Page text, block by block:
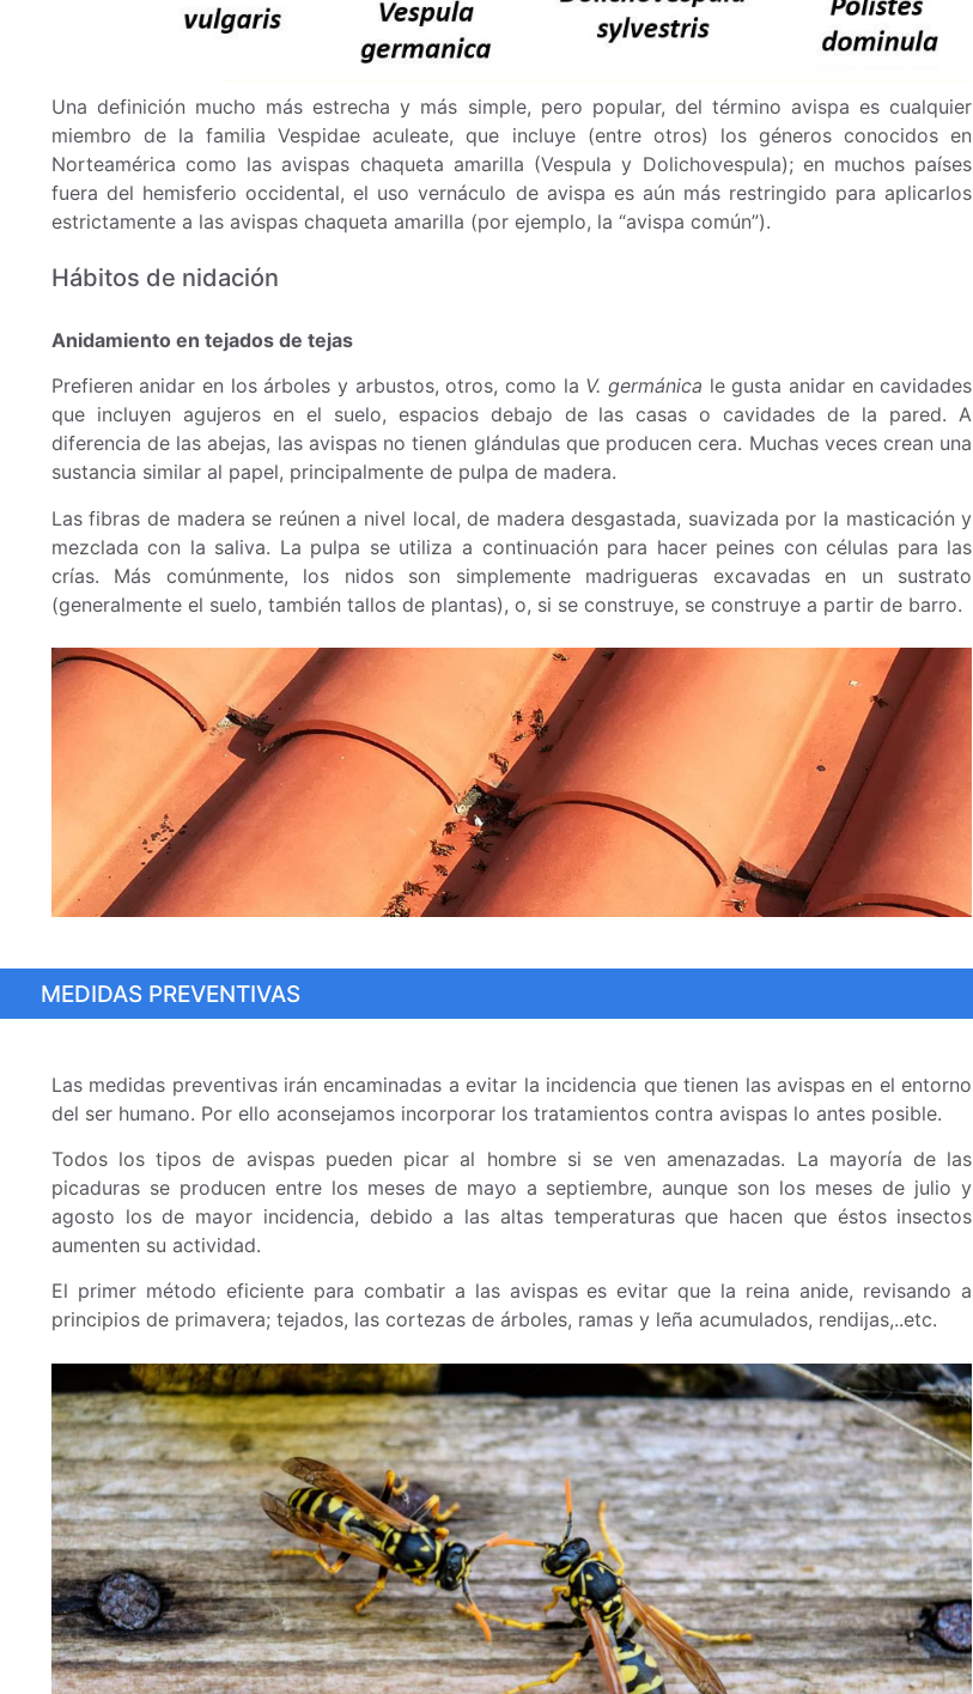
Una definición mucho más estrecha y más simple, pero popular, del término avispa es cualquier
miembro de la familia Vespidae aculeate, que incluye (entre otros) los géneros conocidos en
Norteamérica como las avispas chaqueta amarilla (Vespula y Dolichovespula); en muchos países
fuera del hemisferio occidental, el uso vernáculo de avispa es aún más restringido para aplicarlos
estrictamente a las avispas chaqueta amarilla (por ejemplo, la “avispa común”).
Hábitos de nidación
Anidamiento en tejados de tejas
Prefieren anidar en los árboles y arbustos, otros, como la V. germánica le gusta anidar en cavidades
que incluyen agujeros en el suelo, espacios debajo de las casas o cavidades de la pared. A
diferencia de las abejas, las avispas no tienen glándulas que producen cera. Muchas veces crean una
sustancia similar al papel, principalmente de pulpa de madera.
Las fibras de madera se reúnen a nivel local, de madera desgastada, suavizada por la masticación y
mezclada con la saliva. La pulpa se utiliza a continuación para hacer peines con células para las
crías. Más comúnmente, los nidos son simplemente madrigueras excavadas en un sustrato
(generalmente el suelo, también tallos de plantas), o, si se construye, se construye a partir de barro.
MEDIDAS PREVENTIVAS
Las medidas preventivas irán encaminadas a evitar la incidencia que tienen las avispas en el entorno
del ser humano. Por ello aconsejamos incorporar los tratamientos contra avispas lo antes posible.
Todos los tipos de avispas pueden picar al hombre si se ven amenazadas. La mayoría de las
picaduras se producen entre los meses de mayo a septiembre, aunque son los meses de julio y
agosto los de mayor incidencia, debido a las altas temperaturas que hacen que éstos insectos
aumenten su actividad.
El primer método eficiente para combatir a las avispas es evitar que la reina anide, revisando a
principios de primavera; tejados, las cortezas de árboles, ramas y leña acumulados, rendijas,..etc.